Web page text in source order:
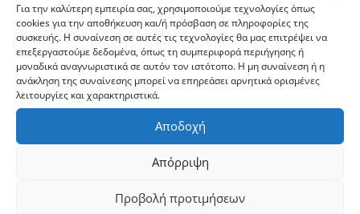
Για την καλύτερη εμπειρία σας, χρησιμοποιούμε τεχνολογίες όπως
cookies για την αποθήκευση και/ή πρόσβαση σε πληροφορίες της
συσκευής. Η συναίνεση σε αυτές τις τεχνολογίες θα μας επιτρέψει να
επεξεργαστούμε δεδομένα, όπως τη συμπεριφορά περιήγησης ή
μοναδικά αναγνωριστικά σε αυτόν τον ιστότοπο. Η μη συναίνεση ή η
ανάκληση της συναίνεσης μπορεί να επηρεάσει αρνητικά ορισμένες
λειτουργίες και χαρακτηριστικά.
Αποδοχή
Απόρριψη
Προβολή προτιμήσεων
Κατέβασε το έντυπο
Δείτε τα Νέα μας
Δείτε τις προσφορές